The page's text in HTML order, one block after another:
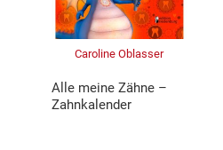
Caroline Oblasser
Alle meine Zähne –
Zahnkalender